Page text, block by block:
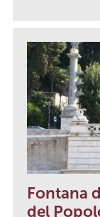
Fontana
del